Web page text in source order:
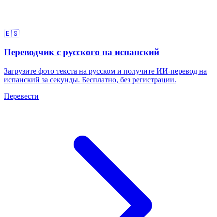
🇪🇸
Переводчик с русского на испанский
Загрузите фото текста на русском и получите ИИ-перевод на
испанский за секунды. Бесплатно, без регистрации.
Перевести